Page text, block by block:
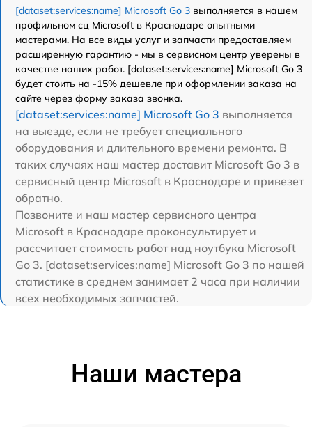
[dataset:services:name] Microsoft Go 3 выполняется в нашем
профильном сц Microsoft в Краснодаре опытными
мастерами. На все виды услуг и запчасти предоставляем
расширенную гарантию - мы в сервисном центр уверены в
качестве наших работ. [dataset:services:name] Microsoft Go 3
будет стоить на -15% дешевле при оформлении заказа на
сайте через форму заказа звонка.
[dataset:services:name] Microsoft Go 3 выполняется
на выезде, если не требует специального
оборудования и длительного времени ремонта. В
таких случаях наш мастер доставит Microsoft Go 3 в
сервисный центр Microsoft в Краснодаре и привезет
обратно.
Позвоните и наш мастер сервисного центра
Microsoft в Краснодаре проконсультирует и
рассчитает стоимость работ над ноутбука Microsoft
Go 3. [dataset:services:name] Microsoft Go 3 по нашей
статистике в среднем занимает 2 часа при наличии
всех необходимых запчастей.
Наши мастера